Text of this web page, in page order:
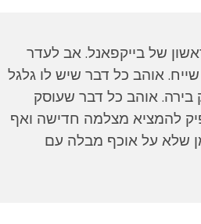
של בייקפאנל. אב לעדר
אוהב כל דבר שיש לו גלגל
בירה. אוהב כל דבר שעוסק
להמציא מצלמה חדישה ואף
שלא על אוכף מבלה עם